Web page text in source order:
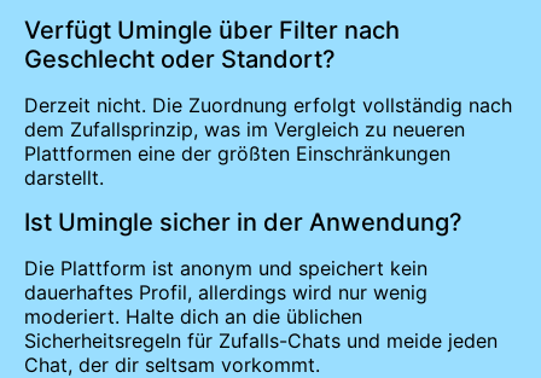
Verfügt Umingle über Filter nach
Geschlecht oder Standort?
Derzeit nicht. Die Zuordnung erfolgt vollständig nach
dem Zufallsprinzip, was im Vergleich zu neueren
Plattformen eine der größten Einschränkungen
darstellt.
Ist Umingle sicher in der Anwendung?
Die Plattform ist anonym und speichert kein
dauerhaftes Profil, allerdings wird nur wenig
moderiert. Halte dich an die üblichen
Sicherheitsregeln für Zufalls-Chats und meide jeden
Chat, der dir seltsam vorkommt.